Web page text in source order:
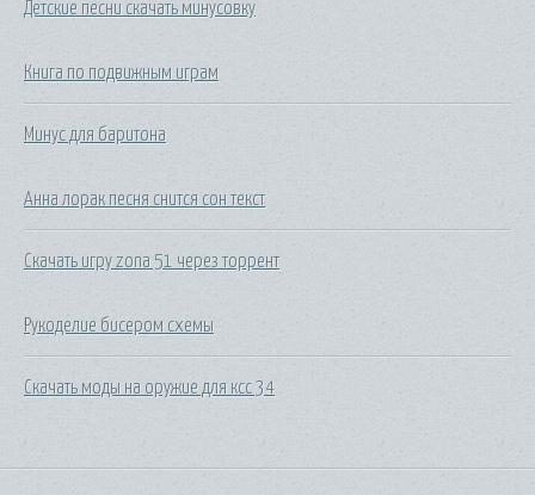
Детские песни скачать минусовку
Книга по подвижным играм
Минус для баритона
Анна лорак песня снится сон текст
Скачать игру zona 51 через торрент
Рукоделие бисером схемы
Скачать моды на оружие для ксс 34